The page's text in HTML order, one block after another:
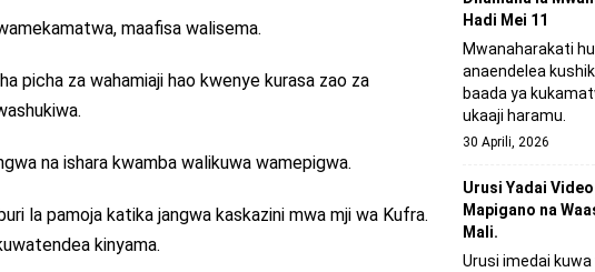
maafisa walisema.
picha za wahamiaji hao kwenye kurasa zao za
na ishara kwamba walikuwa wamepigwa.
la pamoja katika jangwa kaskazini mwa mji wa Kufra.
kinyama.
Hadi Mei 11
Mwanaharakati
anaendelea
baada ya
ukaaji haramu.
30 Aprili, 2026
Urusi Yadai
Mapigano na
Mali.
Urusi imedai